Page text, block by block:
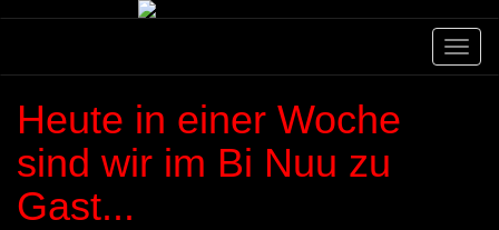
Heute in einer Woche
sind wir im Bi Nuu zu
Gast...